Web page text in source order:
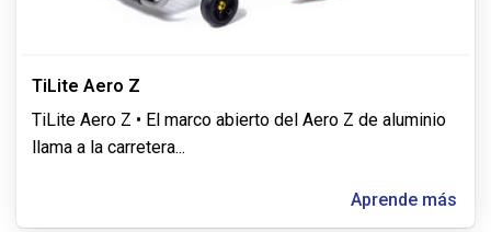
TiLite Aero Z
TiLite Aero Z • El marco abierto del Aero Z de aluminio
llama a la carretera...
Aprende más